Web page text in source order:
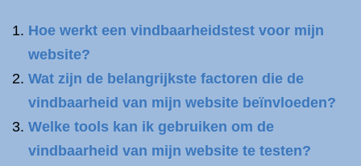
Hoe werkt een vindbaarheidstest voor mijn
website?
Wat zijn de belangrijkste factoren die de
vindbaarheid van mijn website beïnvloeden?
Welke tools kan ik gebruiken om de
vindbaarheid van mijn website te testen?